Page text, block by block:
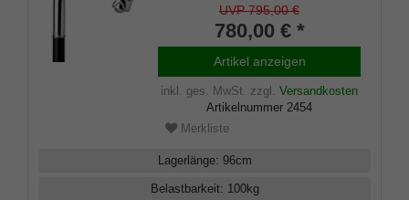
925/1000 Sterling Silber mit
detailgetreuer Nachbildung
eines Löwenkopfes mit Ball im
Maul, aufgesetzt auf einen
Stock aus edlem Makassar
Ebenholz, inklusiv Schlank
UVP 795,00 €
780,00 € *
Artikel anzeigen
inkl. ges. MwSt. zzgl. Versandkosten
Artikelnummer 2454
Merkliste
Lagerlänge: 96cm
Belastbarkeit: 100kg